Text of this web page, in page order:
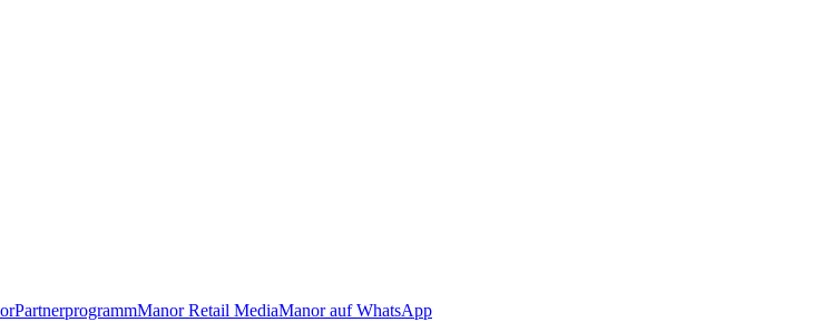
PartnerprogrammManor Retail MediaManor auf WhatsApp